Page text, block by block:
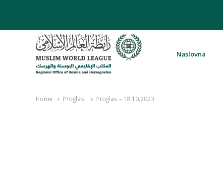
Naslovna
Home Proglasi Proglas – 18.10.2023.